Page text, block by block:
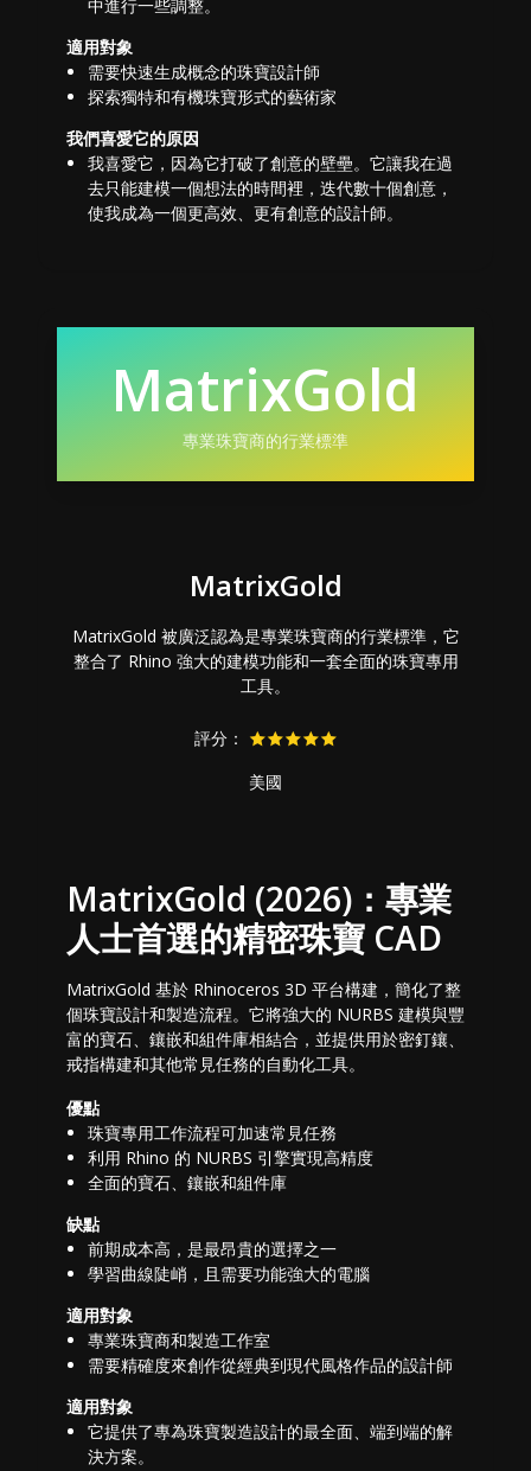
中進行一些調整。
適用對象
需要快速生成概念的珠寶設計師
探索獨特和有機珠寶形式的藝術家
我們喜愛它的原因
我喜愛它，因為它打破了創意的壁壘。它讓我在過
去只能建模一個想法的時間裡，迭代數十個創意，
使我成為一個更高效、更有創意的設計師。
MatrixGold
專業珠寶商的行業標準
MatrixGold
MatrixGold 被廣泛認為是專業珠寶商的行業標準，它
整合了 Rhino 強大的建模功能和一套全面的珠寶專用
工具。
評分：
美國
MatrixGold (2026)：專業
人士首選的精密珠寶 CAD
MatrixGold 基於 Rhinoceros 3D 平台構建，簡化了整
個珠寶設計和製造流程。它將強大的 NURBS 建模與豐
富的寶石、鑲嵌和組件庫相結合，並提供用於密釘鑲、
戒指構建和其他常見任務的自動化工具。
優點
珠寶專用工作流程可加速常見任務
利用 Rhino 的 NURBS 引擎實現高精度
全面的寶石、鑲嵌和組件庫
缺點
前期成本高，是最昂貴的選擇之一
學習曲線陡峭，且需要功能強大的電腦
適用對象
專業珠寶商和製造工作室
需要精確度來創作從經典到現代風格作品的設計師
適用對象
它提供了專為珠寶製造設計的最全面、端到端的解
決方案。